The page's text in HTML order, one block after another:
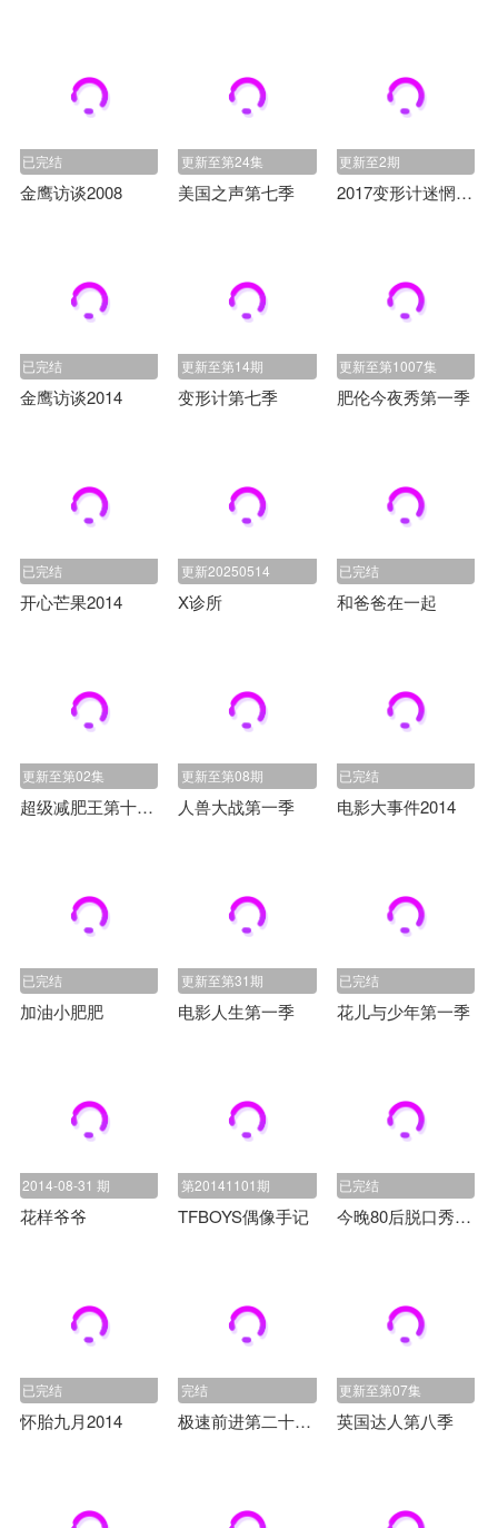
已完结
金鹰访谈2008
更新至第24集
美国之声第七季
更新至2期
2017变形计迷惘地追寻
已完结
金鹰访谈2014
更新至第14期
变形计第七季
更新至第1007集
肥伦今夜秀第一季
已完结
开心芒果2014
更新20250514
X诊所
已完结
和爸爸在一起
更新至第02集
超级减肥王第十六季
更新至第08期
人兽大战第一季
已完结
电影大事件2014
已完结
加油小肥肥
更新至第31期
电影人生第一季
已完结
花儿与少年第一季
2014-08-31 期
花样爷爷
第20141101期
TFBOYS偶像手记
已完结
今晚80后脱口秀2014
已完结
怀胎九月2014
完结
极速前进第二十四季
更新至第07集
英国达人第八季